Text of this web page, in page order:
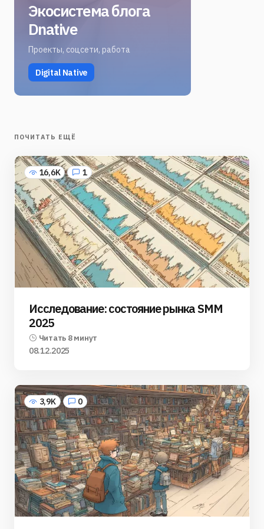
Экосистема блога
Dnative
Проекты, соцсети, работа
Digital Native
ПОЧИТАТЬ ЕЩЁ
16,6K 1
Исследование: состояние рынка SMM
2025
Читать 8 минут
08.12.2025
3,9K 0